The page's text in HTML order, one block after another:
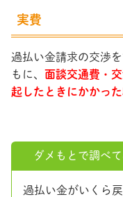
実費
過払い金請求の交渉
もに、 面談交通費・
起したときにかかっ
ダメもとで調べて
過払い金がいくら